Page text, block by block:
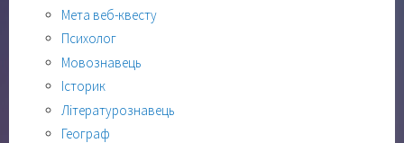
Мета веб-квесту
Психолог
Мовознавець
Історик
Літературознавець
Географ